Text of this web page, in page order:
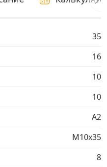
оборудование›
35
16
10
10
A2
М10х35
8